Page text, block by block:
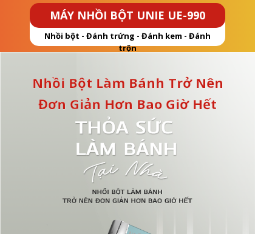
MÁY NHỒI BỘT UNIE UE-990
Nhồi bột - Đánh trứng - Đánh kem - Đánh
trộn
Nhồi Bột Làm Bánh Trở Nên
Đơn Giản Hơn Bao Giờ Hết